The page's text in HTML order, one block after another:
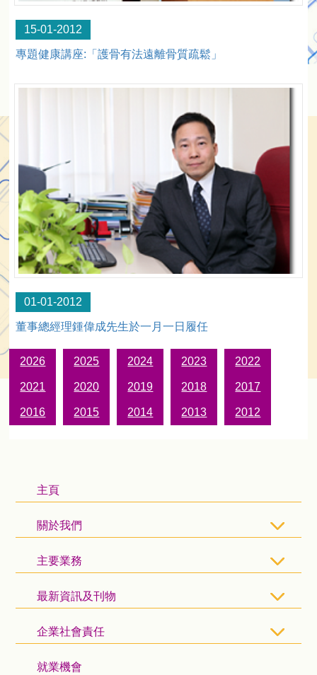
15-01-2012
專題健康講座:「護骨有法遠離骨質疏鬆」
01-01-2012
董事總經理鍾偉成先生於一月一日履任
2026 2025 2024 2023 2022
2021 2020 2019 2018 2017
2016 2015 2014 2013 2012
主頁
關於我們
主要業務
最新資訊及刊物
企業社會責任
就業機會